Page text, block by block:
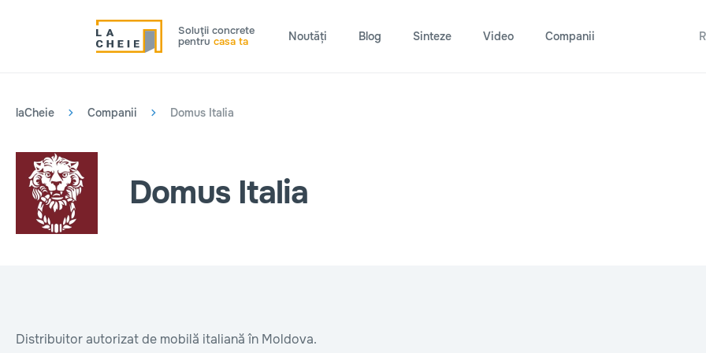
Soluţii concrete
pentru casa ta Noutăți Blog Sinteze Video Companii
laCheie Companii Domus Italia
Domus Italia
Distribuitor autorizat de mobilă italiană în Moldova.